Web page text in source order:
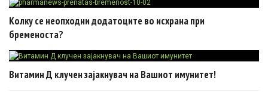
Колку се неопходни додатоците во исхрана при
бременоста?
Витамин Д клучен зајакнувач на Вашиот имунитет!